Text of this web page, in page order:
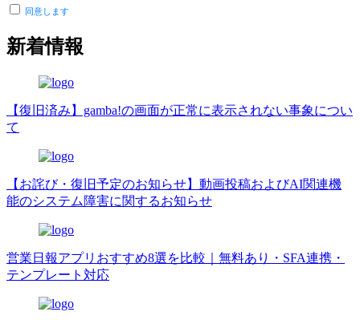
同意します
新着情報
【復旧済み】gamba!の画面が正常に表示されない事象につい
て
【お詫び・復旧予定のお知らせ】動画投稿およびAI関連機
能のシステム障害に関するお知らせ
営業日報アプリおすすめ8選を比較｜無料あり・SFA連携・
テンプレート対応